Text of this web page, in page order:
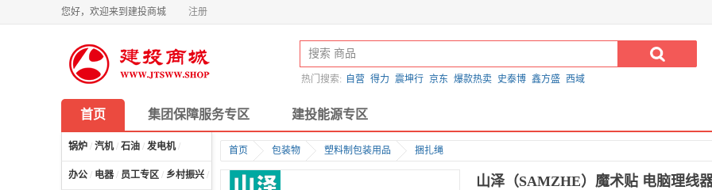
您好，欢迎来到建投商城 注册
热门搜索: 自营 得力 震坤行 京东 爆款热卖 史泰博 鑫方盛 西域
首页 集团保障服务专区 建投能源专区
锅炉 / 汽机/ 石油 / 发电机/
办公 / 电器 / 员工专区 / 乡村振兴 / 计算机及配件/
首页 包装物 塑料制包装用品 捆扎绳
山泽（SAMZHE）魔术贴 电脑理线